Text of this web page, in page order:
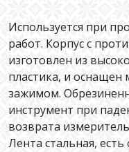
Используется при
работ. Корпус с
изготовлен из
пластика, и оснащен
зажимом.
инструмент при
возврата
Лента стальная, есть